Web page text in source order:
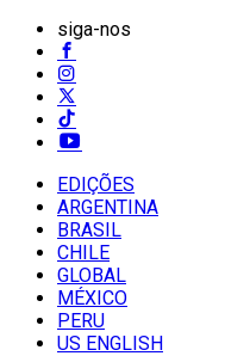
siga-nos
EDIÇÕES
ARGENTINA
BRASIL
CHILE
GLOBAL
MÉXICO
PERU
US ENGLISH